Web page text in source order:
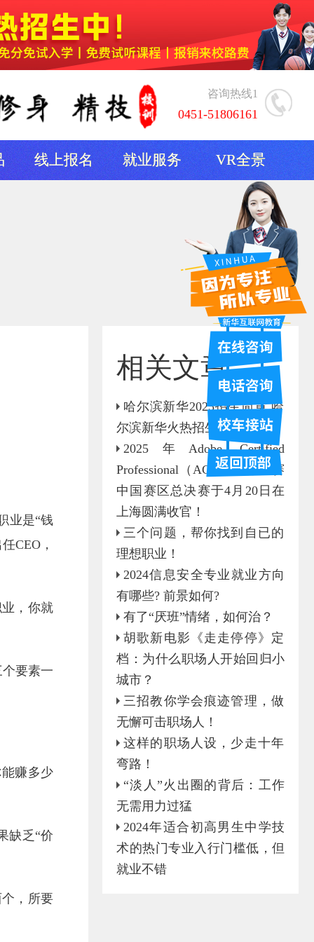
咨询热线1
0451-51806161
线上报名 就业服务 VR全景
业是“钱
CEO，
，你就
要素一
赚多少
缺乏“价
，所要
相关文章
哈尔滨新华2025招生简章 哈
尔滨新华火热招生中
2025年Adobe Certified
Professional（ACP）世界大赛
中国赛区总决赛于4月20日在
上海圆满收官！
三个问题，帮你找到自已的
理想职业！
2024信息安全专业就业方向
有哪些? 前景如何?
有了“厌班”情绪，如何治？
胡歌新电影《走走停停》定
档：为什么职场人开始回归小
城市？
三招教你学会痕迹管理，做
无懈可击职场人！
这样的职场人设，少走十年
弯路！
“淡人”火出圈的背后：工作
无需用力过猛
2024年适合初高男生中学技
术的热门专业入行门槛低，但
就业不错